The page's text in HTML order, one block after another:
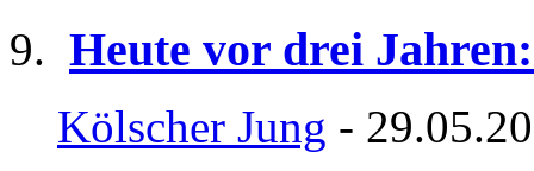
Heute vor drei
Kölscher Jung -